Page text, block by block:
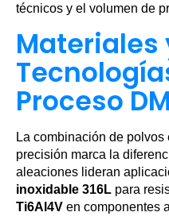
técnicos y el volumen de
Materiales
Proceso
La combinación de
precisión marca la
aleaciones lideran
inoxidable 316L para
Ti6Al4V en componentes